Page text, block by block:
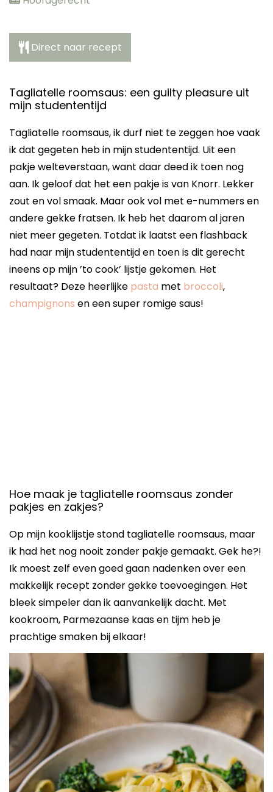
Direct naar recept
Tagliatelle roomsaus: een guilty pleasure uit
mijn studententijd
Tagliatelle roomsaus, ik durf niet te zeggen hoe vaak
ik dat gegeten heb in mijn studententijd. Uit een
pakje welteverstaan, want daar deed ik toen nog
aan. Ik geloof dat het een pakje is van Knorr. Lekker
zout en vol smaak. Maar ook vol met e-nummers en
andere gekke fratsen. Ik heb het daarom al jaren
niet meer gegeten. Totdat ik laatst een flashback
had naar mijn studententijd en toen is dit gerecht
ineens op mijn ’to cook’ lijstje gekomen. Het
resultaat? Deze heerlijke pasta met broccoli,
champignons en een super romige saus!
Hoe maak je tagliatelle roomsaus zonder
pakjes en zakjes?
Op mijn kooklijstje stond tagliatelle roomsaus, maar
ik had het nog nooit zonder pakje gemaakt. Gek he?!
Ik moest zelf even goed gaan nadenken over een
makkelijk recept zonder gekke toevoegingen. Het
bleek simpeler dan ik aanvankelijk dacht. Met
kookroom, Parmezaanse kaas en tijm heb je
prachtige smaken bij elkaar!